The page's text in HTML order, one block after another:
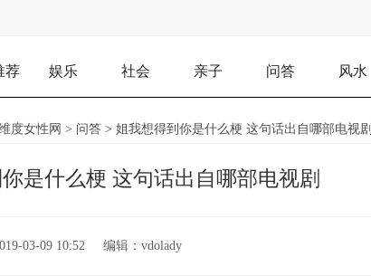
荐 娱乐 社会 亲子 问答 风水
度女性网 > 问答 > 姐我想得到你是什么梗 这句话出自哪部电视剧
是什么梗 这句话出自哪部电视剧
03-09 10:52 编辑： vdolady